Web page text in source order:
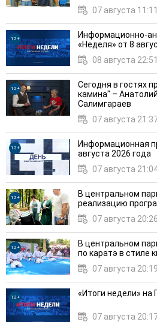
07 августа 11:11
Информационно-
«Неделя» от 8
08 августа 22:51
12+
Сегодня в гостях
камина" –
Салимгараев
07 августа
12+
Информационная
августа 2026 года
07 августа
12+
В центральном
реализацию
07 августа 20:26
12+
В центральном
по каратэ в стиле
07 августа 20:19
12+
«Итоги недели»
07 августа
12+